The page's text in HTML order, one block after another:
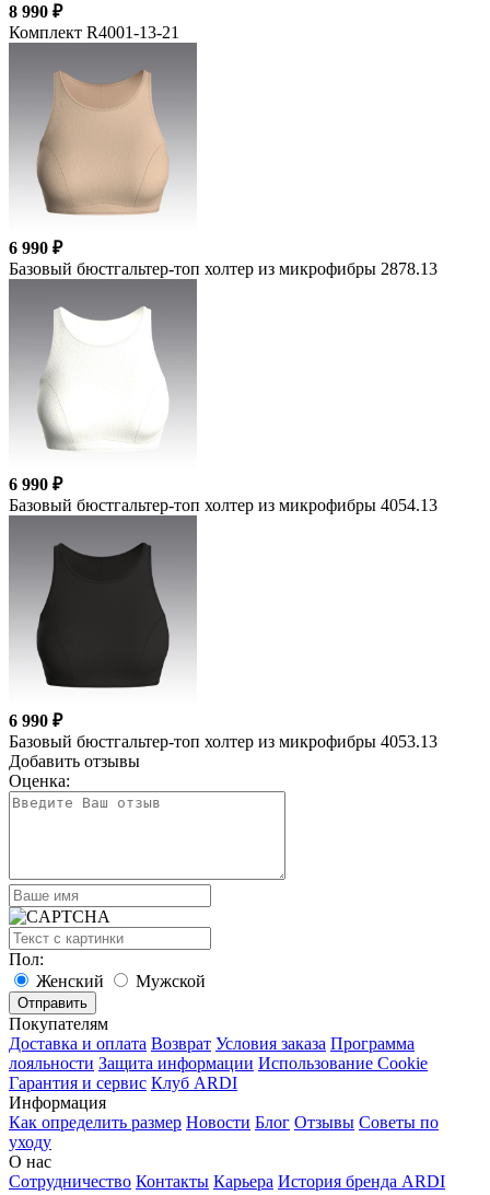
8 990 ₽
Комплект R4001-13-21
6 990 ₽
Базовый бюстгальтер-топ холтер из микрофибры 2878.13
6 990 ₽
Базовый бюстгальтер-топ холтер из микрофибры 4054.13
6 990 ₽
Базовый бюстгальтер-топ холтер из микрофибры 4053.13
Добавить отзывы
Оценка:
Пол:
Женский
Мужской
Покупателям
Доставка и оплата Возврат Условия заказа Программа
лояльности Защита информации Использование Cookie
Гарантия и сервис Клуб ARDI
Информация
Как определить размер Новости Блог Отзывы Советы по
уходу
О нас
Сотрудничество Контакты Карьера История бренда ARDI